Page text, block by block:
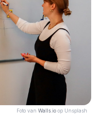
Foto van Walls.io op Unsplash